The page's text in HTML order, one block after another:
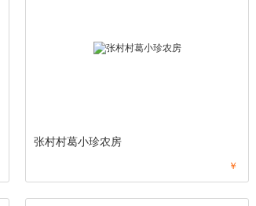
张村村葛小珍农房
￥